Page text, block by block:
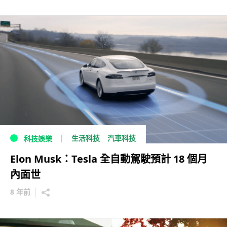
科技娛樂 生活科技 汽車科技
Elon Musk：Tesla 全自動駕駛預計 18 個月
內面世
8 年前